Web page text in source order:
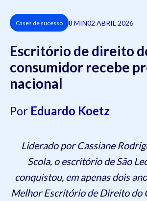
Cases de sucesso 8 MIN02 ABRIL 2026
Escritório de direito
consumidor recebe
nacional
Por Eduardo Koetz
Liderado por Cassiane
Scola, o escritório de São
conquistou, em apenas dois
Melhor Escritório de Direito do